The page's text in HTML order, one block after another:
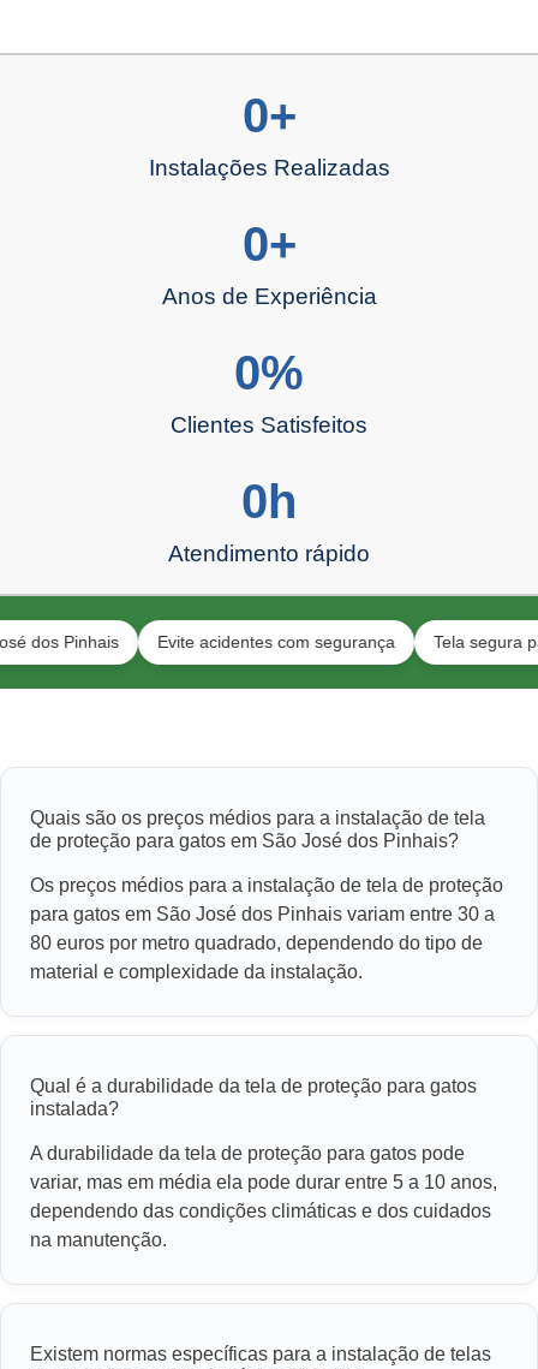
Instalações Realizadas
0+
Anos de Experiência
0+
Clientes Satisfeitos
0%
Atendimento rápido
0h
Evite acidentes com segurança Tela segura para
Quais são os preços médios para a instalação de tela
de proteção para gatos em São José dos Pinhais?
Os preços médios para a instalação de tela de proteção
para gatos em São José dos Pinhais variam entre 30 a
80 euros por metro quadrado, dependendo do tipo de
material e complexidade da instalação.
Qual é a durabilidade da tela de proteção para gatos
instalada?
A durabilidade da tela de proteção para gatos pode
variar, mas em média ela pode durar entre 5 a 10 anos,
dependendo das condições climáticas e dos cuidados
na manutenção.
Existem normas específicas para a instalação de telas